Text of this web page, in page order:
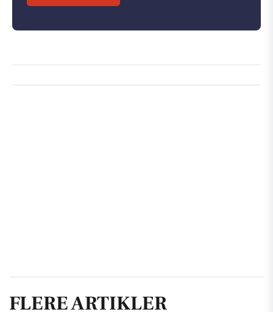
FLERE ARTIKLER